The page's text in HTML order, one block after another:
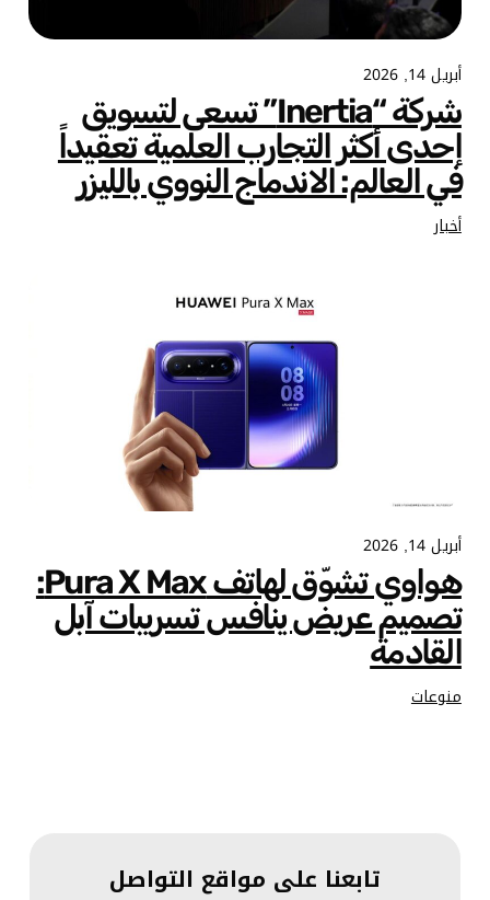
أبريل 14, 2026
شركة “Inertia” تسعى لتسويق
إحدى أكثر التجارب العلمية تعقيداً
في العالم: الاندماج النووي بالليزر
أخبار
أبريل 14, 2026
هواوي تشوّق لهاتف Pura X Max:
تصميم عريض ينافس تسريبات آبل
القادمة
منوعات
تابعنا على مواقع التواصل